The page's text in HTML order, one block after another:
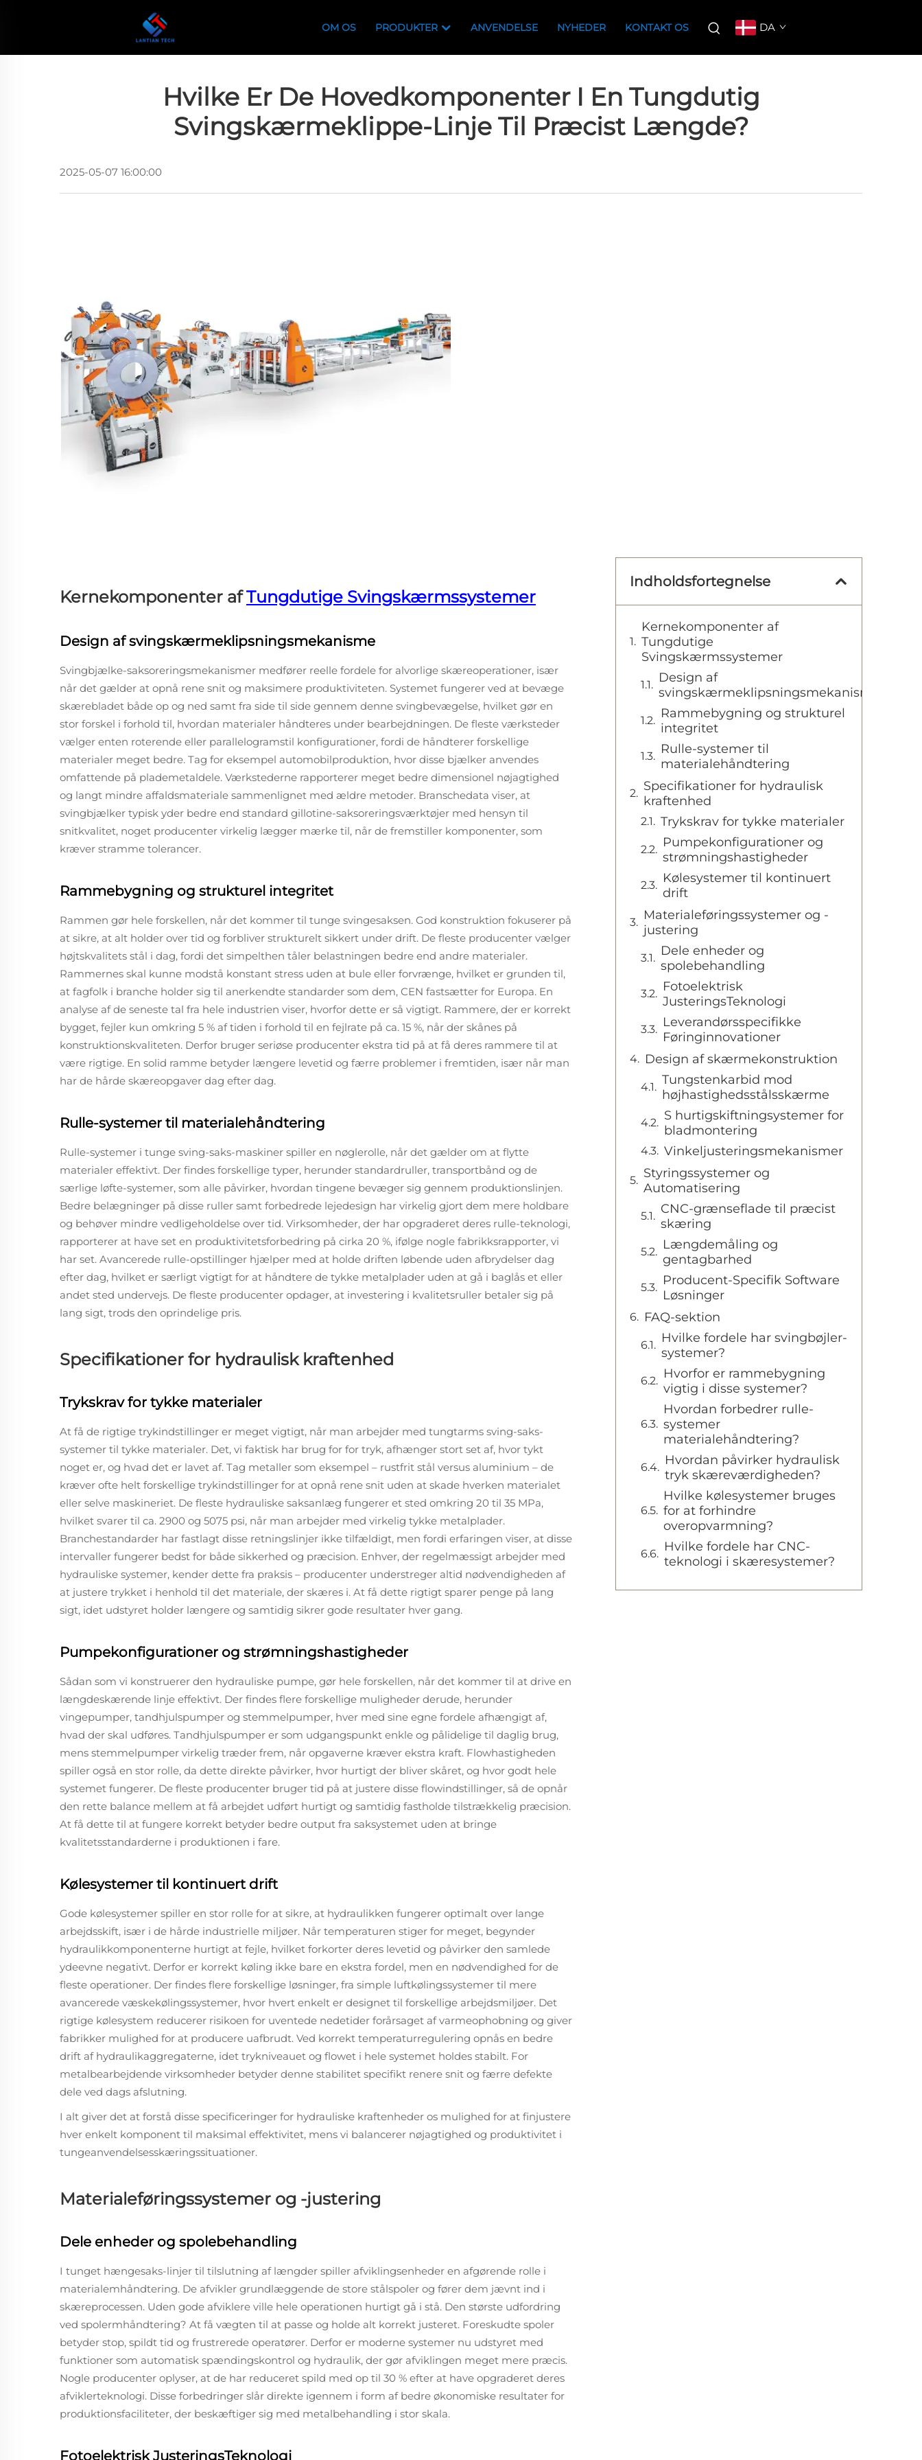
OM OS PRODUKTER ANVENDELSE NYHEDER KONTAKT OS DA
Hvilke Er De Hovedkomponenter I En Tungdutig
Svingskærmeklippe-Linje Til Præcist Længde?
2025-05-07 16:00:00
Kernekomponenter afTungdutige Svingskærmssystemer
Design af svingskærmeklipsningsmekanisme
Svingbjælke-saksoreringsmekanismer medfører reelle fordele for alvorlige skæreoperationer, især
når det gælder at opnå rene snit og maksimere produktiviteten. Systemet fungerer ved at bevæge
skærebladet både op og ned samt fra side til side gennem denne svingbevægelse, hvilket gør en
stor forskel i forhold til, hvordan materialer håndteres under bearbejdningen. De fleste værksteder
vælger enten roterende eller parallelogramstil konfigurationer, fordi de håndterer forskellige
materialer meget bedre. Tag for eksempel automobilproduktion, hvor disse bjælker anvendes
omfattende på plademetaldele. Værkstederne rapporterer meget bedre dimensionel nøjagtighed
og langt mindre affaldsmateriale sammenlignet med ældre metoder. Branschedata viser, at
svingbjælker typisk yder bedre end standard gillotine-saksoreringsværktøjer med hensyn til
snitkvalitet, noget producenter virkelig lægger mærke til, når de fremstiller komponenter, som
kræver stramme tolerancer.
Rammebygning og strukturel integritet
Rammen gør hele forskellen, når det kommer til tunge svingesaksen. God konstruktion fokuserer på
at sikre, at alt holder over tid og forbliver strukturelt sikkert under drift. De fleste producenter vælger
højtskvalitets stål i dag, fordi det simpelthen tåler belastningen bedre end andre materialer.
Rammernes skal kunne modstå konstant stress uden at bule eller forvrænge, hvilket er grunden til,
at fagfolk i branche holder sig til anerkendte standarder som dem, CEN fastsætter for Europa. En
analyse af de seneste tal fra hele industrien viser, hvorfor dette er så vigtigt. Rammere, der er korrekt
bygget, fejler kun omkring 5 % af tiden i forhold til en fejlrate på ca. 15 %, når der skånes på
konstruktionskvaliteten. Derfor bruger seriøse producenter ekstra tid på at få deres rammere til at
være rigtige. En solid ramme betyder længere levetid og færre problemer i fremtiden, især når man
har de hårde skæreopgaver dag efter dag.
Rulle-systemer til materialehåndtering
Rulle-systemer i tunge sving-saks-maskiner spiller en nøglerolle, når det gælder om at flytte
materialer effektivt. Der findes forskellige typer, herunder standardruller, transportbånd og de
særlige løfte-systemer, som alle påvirker, hvordan tingene bevæger sig gennem produktionslinjen.
Bedre belægninger på disse ruller samt forbedrede lejedesign har virkelig gjort dem mere holdbare
og behøver mindre vedligeholdelse over tid. Virksomheder, der har opgraderet deres rulle-teknologi,
rapporterer at have set en produktivitetsforbedring på cirka 20 %, ifølge nogle fabrikksrapporter, vi
har set. Avancerede rulle-opstillinger hjælper med at holde driften løbende uden afbrydelser dag
efter dag, hvilket er særligt vigtigt for at håndtere de tykke metalplader uden at gå i baglås et eller
andet sted undervejs. De fleste producenter opdager, at investering i kvalitetsruller betaler sig på
lang sigt, trods den oprindelige pris.
Specifikationer for hydraulisk kraftenhed
Trykskrav for tykke materialer
At få de rigtige trykindstillinger er meget vigtigt, når man arbejder med tungtarms sving-saks-
systemer til tykke materialer. Det, vi faktisk har brug for for tryk, afhænger stort set af, hvor tykt
noget er, og hvad det er lavet af. Tag metaller som eksempel – rustfrit stål versus aluminium – de
kræver ofte helt forskellige trykindstillinger for at opnå rene snit uden at skade hverken materialet
eller selve maskineriet. De fleste hydrauliske saksanlæg fungerer et sted omkring 20 til 35 MPa,
hvilket svarer til ca. 2900 og 5075 psi, når man arbejder med virkelig tykke metalplader.
Branchestandarder har fastlagt disse retningslinjer ikke tilfældigt, men fordi erfaringen viser, at disse
intervaller fungerer bedst for både sikkerhed og præcision. Enhver, der regelmæssigt arbejder med
hydrauliske systemer, kender dette fra praksis – producenter understreger altid nødvendigheden af
at justere trykket i henhold til det materiale, der skæres i. At få dette rigtigt sparer penge på lang
sigt, idet udstyret holder længere og samtidig sikrer gode resultater hver gang.
Pumpekonfigurationer og strømningshastigheder
Sådan som vi konstruerer den hydrauliske pumpe, gør hele forskellen, når det kommer til at drive en
længdeskærende linje effektivt. Der findes flere forskellige muligheder derude, herunder
vingepumper, tandhjulspumper og stemmelpumper, hver med sine egne fordele afhængigt af,
hvad der skal udføres. Tandhjulspumper er som udgangspunkt enkle og pålidelige til daglig brug,
mens stemmelpumper virkelig træder frem, når opgaverne kræver ekstra kraft. Flowhastigheden
spiller også en stor rolle, da dette direkte påvirker, hvor hurtigt der bliver skåret, og hvor godt hele
systemet fungerer. De fleste producenter bruger tid på at justere disse flowindstillinger, så de opnår
den rette balance mellem at få arbejdet udført hurtigt og samtidig fastholde tilstrækkelig præcision.
At få dette til at fungere korrekt betyder bedre output fra saksystemet uden at bringe
kvalitetsstandarderne i produktionen i fare.
Kølesystemer til kontinuert drift
Gode kølesystemer spiller en stor rolle for at sikre, at hydraulikken fungerer optimalt over lange
arbejdsskift, især i de hårde industrielle miljøer. Når temperaturen stiger for meget, begynder
hydraulikkomponenterne hurtigt at fejle, hvilket forkorter deres levetid og påvirker den samlede
ydeevne negativt. Derfor er korrekt køling ikke bare en ekstra fordel, men en nødvendighed for de
fleste operationer. Der findes flere forskellige løsninger, fra simple luftkølingssystemer til mere
avancerede væskekølingssystemer, hvor hvert enkelt er designet til forskellige arbejdsmiljøer. Det
rigtige kølesystem reducerer risikoen for uventede nedetider forårsaget af varmeophobning og giver
fabrikker mulighed for at producere uafbrudt. Ved korrekt temperaturregulering opnås en bedre
drift af hydraulikaggregaterne, idet trykniveauet og flowet i hele systemet holdes stabilt. For
metalbearbejdende virksomheder betyder denne stabilitet specifikt renere snit og færre defekte
dele ved dags afslutning.
I alt giver det at forstå disse specificeringer for hydrauliske kraftenheder os mulighed for at finjustere
hver enkelt komponent til maksimal effektivitet, mens vi balancerer nøjagtighed og produktivitet i
tungeanvendelsesskæringssituationer.
Materialeføringssystemer og -justering
Dele enheder og spolebehandling
I tunget hængesaks-linjer til tilslutning af længder spiller afviklingsenheder en afgørende rolle i
materialemhåndtering. De afvikler grundlæggende de store stålspoler og fører dem jævnt ind i
skæreprocessen. Uden gode afviklere ville hele operationen hurtigt gå i stå. Den største udfordring
ved spolermhåndtering? At få vægten til at passe og holde alt korrekt justeret. Foreskudte spoler
betyder stop, spildt tid og frustrerede operatører. Derfor er moderne systemer nu udstyret med
funktioner som automatisk spændingskontrol og hydraulik, der gør afviklingen meget mere præcis.
Nogle producenter oplyser, at de har reduceret spild med op til 30 % efter at have opgraderet deres
afviklerteknologi. Disse forbedringer slår direkte igennem i form af bedre økonomiske resultater for
produktionsfaciliteter, der beskæftiger sig med metalbehandling i stor skala.
Fotoelektrisk JusteringsTeknologi
Indholdsfortegnelse
Kernekomponenter af
Tungdutige
Svingskærmssystemer
Design af
svingskærmeklipsningsmekanisme
Rammebygning og strukturel
integritet
Rulle-systemer til
materialehåndtering
Specifikationer for hydraulisk
kraftenhed
Trykskrav for tykke materialer
Pumpekonfigurationer og
strømningshastigheder
Kølesystemer til kontinuert
drift
Materialeføringssystemer og -
justering
Dele enheder og
spolebehandling
Fotoelektrisk
JusteringsTeknologi
Leverandørsspecifikke
Føringinnovationer
Design af skærmekonstruktion
Tungstenkarbid mod
højhastighedsstålsskærme
S hurtigskiftningsystemer for
bladmontering
Vinkeljusteringsmekanismer
Styringssystemer og
Automatisering
CNC-grænseflade til præcist
skæring
Længdemåling og
gentagbarhed
Producent-Specifik Software
Løsninger
FAQ-sektion
Hvilke fordele har svingbøjler-
systemer?
Hvorfor er rammebygning
vigtig i disse systemer?
Hvordan forbedrer rulle-
systemer
materialehåndtering?
Hvordan påvirker hydraulisk
tryk skæreværdigheden?
Hvilke kølesystemer bruges
for at forhindre
overopvarmning?
Hvilke fordele har CNC-
teknologi i skæresystemer?